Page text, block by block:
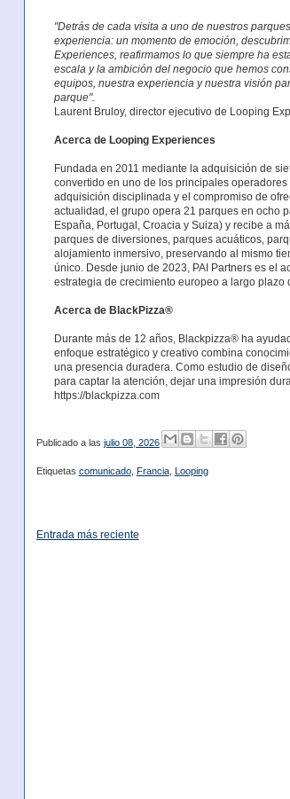
"Detrás de cada visita a uno de nuestros
experiencia: un momento de emoción,
Experiences, reafirmamos lo que siempre ha
escala y la ambición del negocio que hemos
equipos, nuestra experiencia y nuestra visión
parque".
Laurent Bruloy, director ejecutivo de Looping
Acerca de Looping Experiences
Fundada en 2011 mediante la adquisición de
convertido en uno de los principales
adquisición disciplinada y el compromiso de
actualidad, el grupo opera 21 parques en ocho
España, Portugal, Croacia y Suiza) y recibe a
parques de diversiones, parques acuáticos,
alojamiento inmersivo, preservando al mismo
único. Desde junio de 2023, PAI Partners es el
estrategia de crecimiento europeo a largo plazo
Acerca de BlackPizza®
Durante más de 12 años, Blackpizza® ha
enfoque estratégico y creativo combina
una presencia duradera. Como estudio de
para captar la atención, dejar una impresión
https://blackpizza.com
Publicado a las julio 08, 2026
Etiquetas comunicado, Francia, Looping
Entrada más reciente